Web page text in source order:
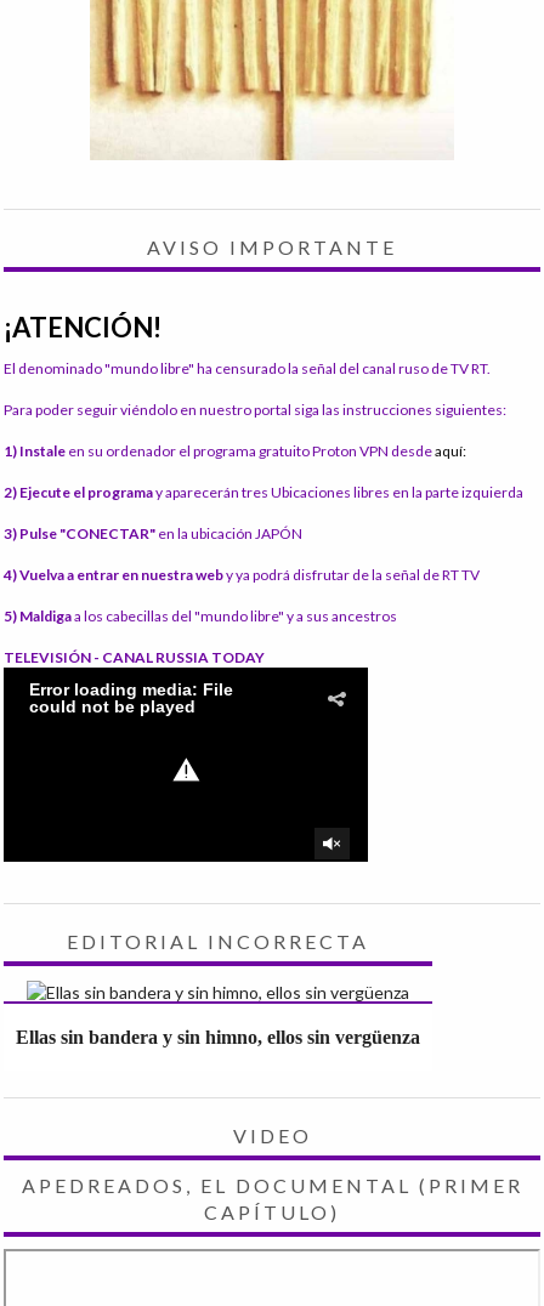
AVISO IMPORTANTE
¡ATENCIÓN!
El denominado "mundo libre" ha censurado la señal del canal ruso de TV RT.
Para poder seguir viéndolo en nuestro portal siga las instrucciones siguientes:
1) Instale en su ordenador el programa gratuito Proton VPN desdeaquí:
2) Ejecute el programay aparecerán tres Ubicaciones libres en la parte izquierda
3) Pulse "CONECTAR" en la ubicación JAPÓN
4) Vuelva a entrar en nuestra weby ya podrá disfrutar de la señal de RT TV
5) Maldigaa los cabecillas del "mundo libre" y a sus ancestros
TELEVISIÓN - CANAL RUSSIA TODAY
EDITORIAL INCORRECTA
Ellas sin bandera y sin himno, ellos sin vergüenza
VIDEO
APEDREADOS, EL DOCUMENTAL (PRIMER
CAPÍTULO)